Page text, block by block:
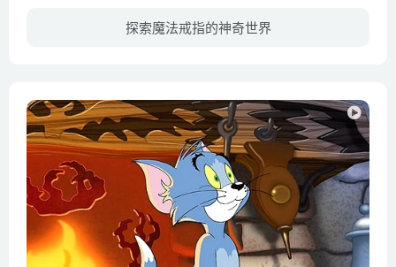
探索魔法戒指的神奇世界